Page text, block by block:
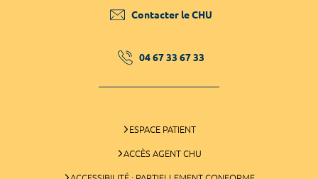
Contacter le CHU
04 67 33 67 33
ESPACE PATIENT
ACCÈS AGENT CHU